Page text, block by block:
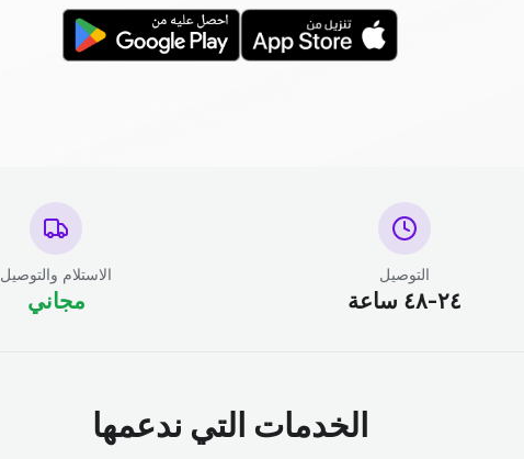
التوصيل
٢٤-٤٨ ساعة
الاستلام والتوصيل
مجاني
الخدمات التي ندعمها